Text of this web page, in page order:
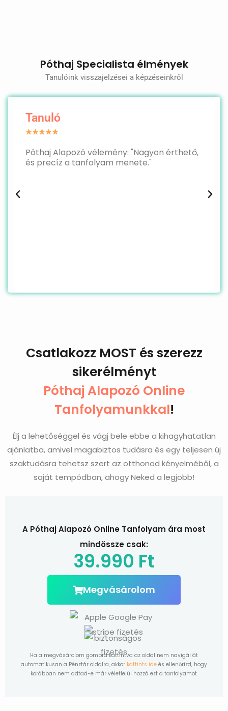
Póthaj Specialista élmények
Tanulóink visszajelzései a képzéseinkről
Tanuló
★★★★★
Póthaj Alapozó vélemény: "Nagyon érthető,
és precíz a tanfolyam menete."
Csatlakozz MOST és szerezz
sikerélményt
Póthaj Alapozó Online
Tanfolyamunkkal!
Élj a lehetőséggel és vágj bele ebbe a kihagyhatatlan
ajánlatba, amivel magabiztos tudásra és egy teljesen új
szaktudásra tehetsz szert az otthonod kényelméből, a
saját tempódban, ahogy Neked a legjobb!
A Póthaj Alapozó Online Tanfolyam ára most
mindössze csak:
39.990 Ft
Megvásárolom
Ha a megvásárolom gombra kattintva az oldal nem navigál át
automatikusan a Pénztár oldalra, akkor kattints ide és ellenőrizd, hogy
korábban nem adtad-e már véletlelül hozzá ezt a tanfolyamot.